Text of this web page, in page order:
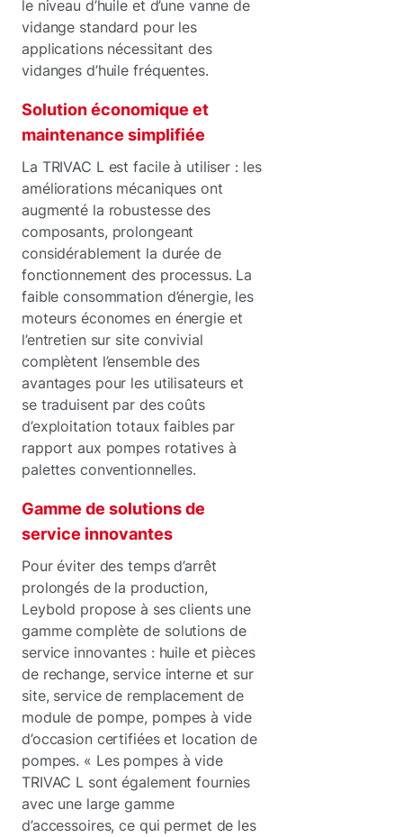
le niveau d’huile et d’une vanne de
vidange standard pour les
applications nécessitant des
vidanges d’huile fréquentes.
Solution économique et
maintenance simplifiée
La TRIVAC L est facile à utiliser : les
améliorations mécaniques ont
augmenté la robustesse des
composants, prolongeant
considérablement la durée de
fonctionnement des processus. La
faible consommation d’énergie, les
moteurs économes en énergie et
l’entretien sur site convivial
complètent l’ensemble des
avantages pour les utilisateurs et
se traduisent par des coûts
d’exploitation totaux faibles par
rapport aux pompes rotatives à
palettes conventionnelles.
Gamme de solutions de
service innovantes
Pour éviter des temps d’arrêt
prolongés de la production,
Leybold propose à ses clients une
gamme complète de solutions de
service innovantes : huile et pièces
de rechange, service interne et sur
site, service de remplacement de
module de pompe, pompes à vide
d’occasion certifiées et location de
pompes. « Les pompes à vide
TRIVAC L sont également fournies
avec une large gamme
d’accessoires, ce qui permet de les